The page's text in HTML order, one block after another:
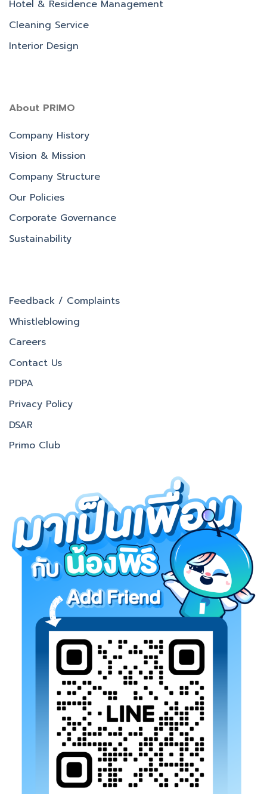
Hotel & Residence Management
Cleaning Service
Interior Design
About PRIMO
Company History
Vision & Mission
Company Structure
Our Policies
Corporate Governance
Sustainability
Feedback / Complaints
Whistleblowing
Careers
Contact Us
PDPA
Privacy Policy
DSAR
Primo Club